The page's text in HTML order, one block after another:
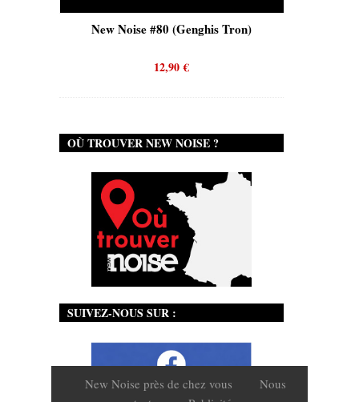
New Noise #80 (Genghis Tron)
12,90€
OÙ TROUVER NEW NOISE ?
SUIVEZ-NOUS SUR :
New Noise près de chez vous
Nous